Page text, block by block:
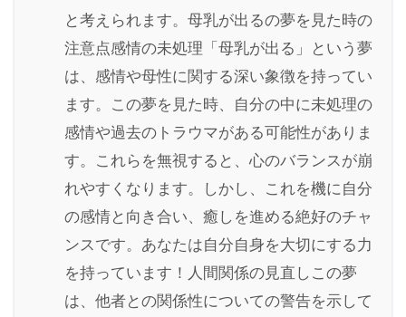
と考えられます。母乳が出るの夢を見た時の
注意点感情の未処理「母乳が出る」という夢
は、感情や母性に関する深い象徴を持ってい
ます。この夢を見た時、自分の中に未処理の
感情や過去のトラウマがある可能性がありま
す。これらを無視すると、心のバランスが崩
れやすくなります。しかし、これを機に自分
の感情と向き合い、癒しを進める絶好のチャ
ンスです。あなたは自分自身を大切にする力
を持っています！人間関係の見直しこの夢
は、他者との関係性についての警告を示して